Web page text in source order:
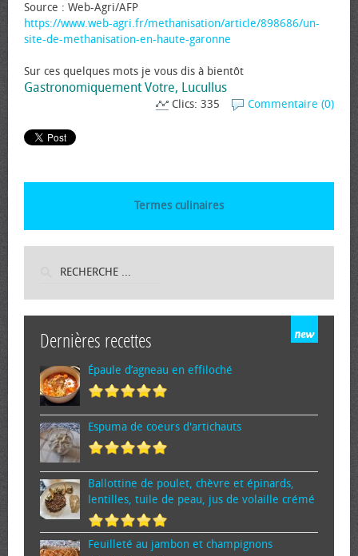
Source : Web-Agri/AFP
https://www.web-agri.fr/methanisation/article/898686/un-
site-de-methanisation-en-haute-garonne
Sur ces quelques mots je vous dis à bientôt
Gastronomiquement Votre, Lucullus
Commentaire (0)
Clics: 335
Termes culinaires
Dernières recettes
Épaule d’agneau en effiloché
Espuma de cœurs d'artichauts
Ballottine de poulet, chèvre et épinards,
lentilles, tuile de peau, jus de volaille crémé
Feuilleté au jambon et champignons